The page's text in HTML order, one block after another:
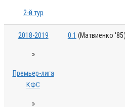
2-й тур
2018-2019
»
Премьер-лига
КФС
»
0:1 (Матвиенко '85)